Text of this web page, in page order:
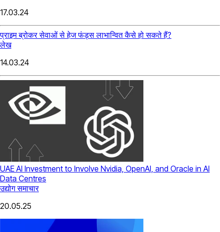
17.03.24
प्राइम ब्रोकर सेवाओं से हेज फंड्स लाभान्वित कैसे हो सकते हैं?
लेख
14.03.24
UAE AI Investment to Involve Nvidia, OpenAI, and Oracle in AI
Data Centres
उद्योग समाचार
20.05.25